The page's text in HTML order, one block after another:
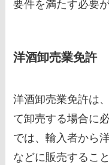
要件を満たす必要
洋酒卸売業免許
洋酒卸売業免許は
て卸売する場合に
では、輸入者から
などに販売するこ